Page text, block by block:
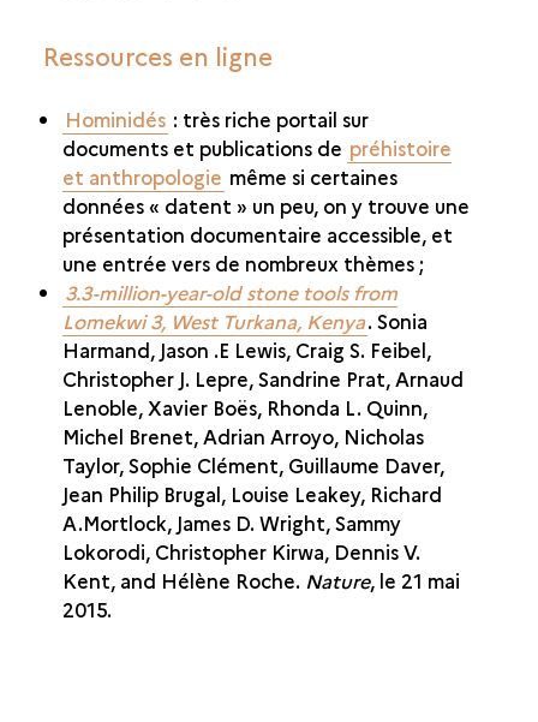
Ressources en ligne
Hominidés : très riche portail sur
documents et publications de préhistoire
et anthropologie même si certaines
données « datent » un peu, on y trouve une
présentation documentaire accessible, et
une entrée vers de nombreux thèmes ;
3.3-million-year-old stone tools from
Lomekwi 3, West Turkana, Kenya. Sonia
Harmand, Jason .E Lewis, Craig S. Feibel,
Christopher J. Lepre, Sandrine Prat, Arnaud
Lenoble, Xavier Boës, Rhonda L. Quinn,
Michel Brenet, Adrian Arroyo, Nicholas
Taylor, Sophie Clément, Guillaume Daver,
Jean Philip Brugal, Louise Leakey, Richard
A.Mortlock, James D. Wright, Sammy
Lokorodi, Christopher Kirwa, Dennis V.
Kent, and Hélène Roche. Nature, le 21 mai
2015.